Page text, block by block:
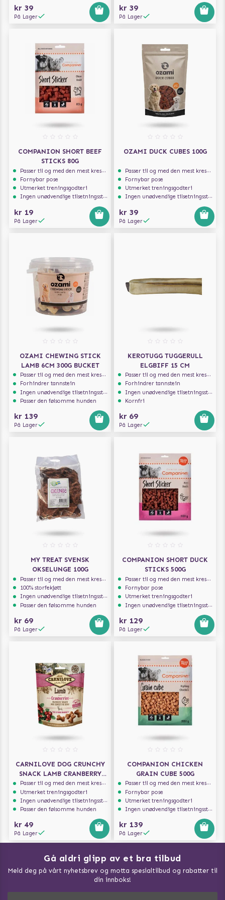
kr 39
På Lager
kr 39
På Lager
COMPANION SHORT BEEF
STICKS 80G
Passer til og med den mest kresne hunden
Fornybar pose
Utmerket treningsgodteri
Ingen unødvendige tilsetningsstoffer
kr 19
På Lager
OZAMI DUCK CUBES 100G
Passer til og med den mest kresne hunden
Fornybar pose
Utmerket treningsgodteri
Ingen unødvendige tilsetningsstoffer
kr 39
På Lager
OZAMI CHEWING STICK
LAMB 6CM 300G BUCKET
Passer til og med den mest kresne hunden
Forhindrer tannstein
Ingen unødvendige tilsetningsstoffer
Passer den følsomme hunden
kr 139
På Lager
KEROTUGG TUGGERULL
ELGBIFF 15 CM
Passer til og med den mest kresne hunden
Forhindrer tannstein
Ingen unødvendige tilsetningsstoffer
Kornfri
kr 69
På Lager
MY TREAT SVENSK
OKSELUNGE 100G
Passer til og med den mest kresne hunden
100% storfekjøtt
Ingen unødvendige tilsetningsstoffer
Passer den følsomme hunden
kr 69
På Lager
COMPANION SHORT DUCK
STICKS 500G
Passer til og med den mest kresne hunden
Fornybar pose
Utmerket treningsgodteri
Ingen unødvendige tilsetningsstoffer
kr 129
På Lager
CARNILOVE DOG CRUNCHY
SNACK LAMB CRANBERRY
200G
Passer til og med den mest kresne hunden
Utmerket treningsgodteri
Ingen unødvendige tilsetningsstoffer
Passer den følsomme hunden
kr 49
På Lager
COMPANION CHICKEN
GRAIN CUBE 500G
Passer til og med den mest kresne hunden
Fornybar pose
Utmerket treningsgodteri
Ingen unødvendige tilsetningsstoffer
kr 139
På Lager
Gå aldri glipp av et bra tilbud
Meld deg på vårt nyhetsbrev og motta spesialtilbud og rabatter til
din innboks!